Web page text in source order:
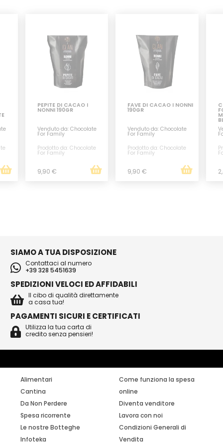
PEPITE DI CACAO I
NONNI 190GR
Venduto da: Chocolate
For Family
Prodotto da: Chocolate
For Family
9,90 €
FAVE DI CACAO I NONNI
190GR
Venduto da: Chocolate
For Family
Prodotto da: Chocolate
For Family
9,90 €
SIAMO A TUA DISPOSIZIONE
Contattaci al numero
+39 328 5451639
SPEDIZIONI VELOCI ED AFFIDABILI
Il cibo di qualità direttamente
a casa tua!
PAGAMENTI SICURI E CERTIFICATI
Utilizza la tua carta di
credito senza pensieri!
Alimentari
Cantina
Da Non Perdere
Spesa ricorrente
Le nostre Botteghe
Infoteka
Come funziona la spesa
online
Diventa venditore
Lavora con noi
Condizioni Generali di
Vendita